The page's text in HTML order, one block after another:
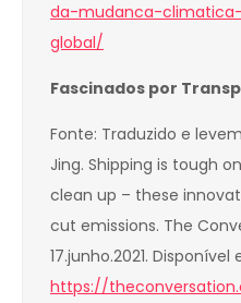
da-mudanca-
global/
Fascinados por
Fonte: Traduzido e
Jing. Shipping is tough
clean up – these
cut emissions. The
17.junho.2021. Disponível
https://